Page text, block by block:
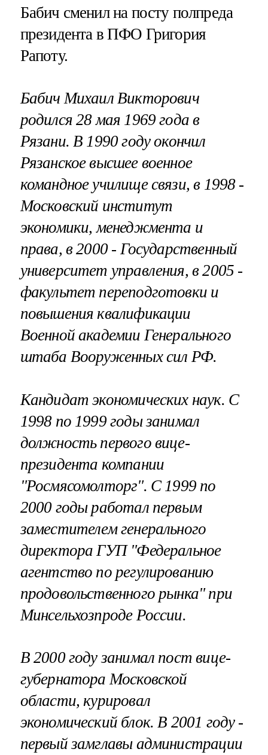
Бабич сменил на посту полпреда
президента в ПФО Григория
Рапоту.
Бабич Михаил Викторович
родился 28 мая 1969 года в
Рязани. В 1990 году окончил
Рязанское высшее военное
командное училище связи, в 1998 -
Московский институт
экономики, менеджмента и
права, в 2000 - Государственный
университет управления, в 2005 -
факультет переподготовки и
повышения квалификации
Военной академии Генерального
штаба Вооруженных сил РФ.
Кандидат экономических наук. С
1998 по 1999 годы занимал
должность первого вице-
президента компании
"Росмясомолторг". С 1999 по
2000 годы работал первым
заместителем генерального
директора ГУП "Федеральное
агентство по регулированию
продовольственного рынка" при
Минсельхозпроде России.
В 2000 году занимал пост вице-
губернатора Московской
области, курировал
экономический блок. В 2001 году -
первый замглавы администрации